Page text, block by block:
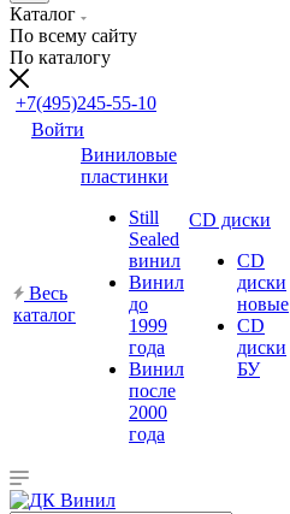
Каталог
По всему сайту
По каталогу
+7(495)245-55-10
Войти
Весь
каталог
Виниловые
пластинки
Still
Sealed
винил
Винил
до
1999
года
Винил
после
2000
года
CD диски
CD
диски
новые
CD
диски
БУ